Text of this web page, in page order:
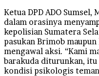
Ketua DPD ADO
dalam orasinya
kepolisian Sumatera
pasukan Brimob
mengawal aksi. “Kami
barakuda diturunkan,
kondisi psikologis